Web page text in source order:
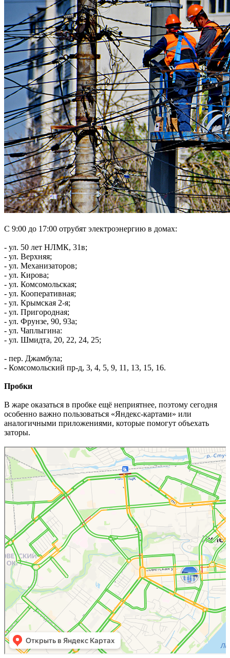
С 9:00 до 17:00 отрубят электроэнергию в домах:
- ул. 50 лет НЛМК, 31в;
- ул. Верхняя;
- ул. Механизаторов;
- ул. Кирова;
- ул. Комсомольская;
- ул. Кооперативная;
- ул. Крымская 2-я;
- ул. Пригородная;
- ул. Фрунзе, 90, 93а;
- ул. Чаплыгина:
- ул. Шмидта, 20, 22, 24, 25;
- пер. Джамбула;
- Комсомольский пр-д, 3, 4, 5, 9, 11, 13, 15, 16.
Пробки
В жаре оказаться в пробке ещё неприятнее, поэтому сегодня
особенно важно пользоваться «Яндекс-картами» или
аналогичными приложениями, которые помогут объехать
заторы.
Липецк
17 мин до работы — Яндекс Карты